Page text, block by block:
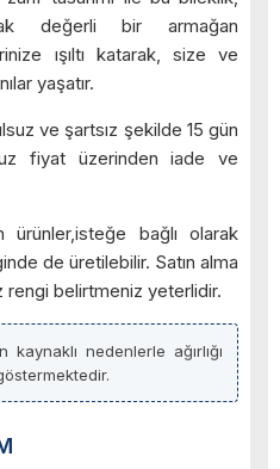
değerli bir armağan
ışıltı katarak, size ve
yaşatır.
ve şartsız şekilde 15 gün
fiyat üzerinden iade ve
ürünler,isteğe bağlı olarak
de üretilebilir. Satın alma
rengi belirtmeniz yeterlidir.
nedenlerle ağırlığı